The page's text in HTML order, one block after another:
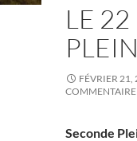
LE
FÉVRIER 21,
COMMENTAIRE
Seconde